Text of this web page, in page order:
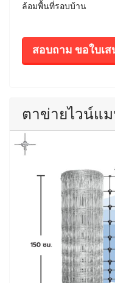
ล้อมพื้นที่รอบบ้าน
สอบถาม ขอใบเส
ตาข่ายไวน์แม